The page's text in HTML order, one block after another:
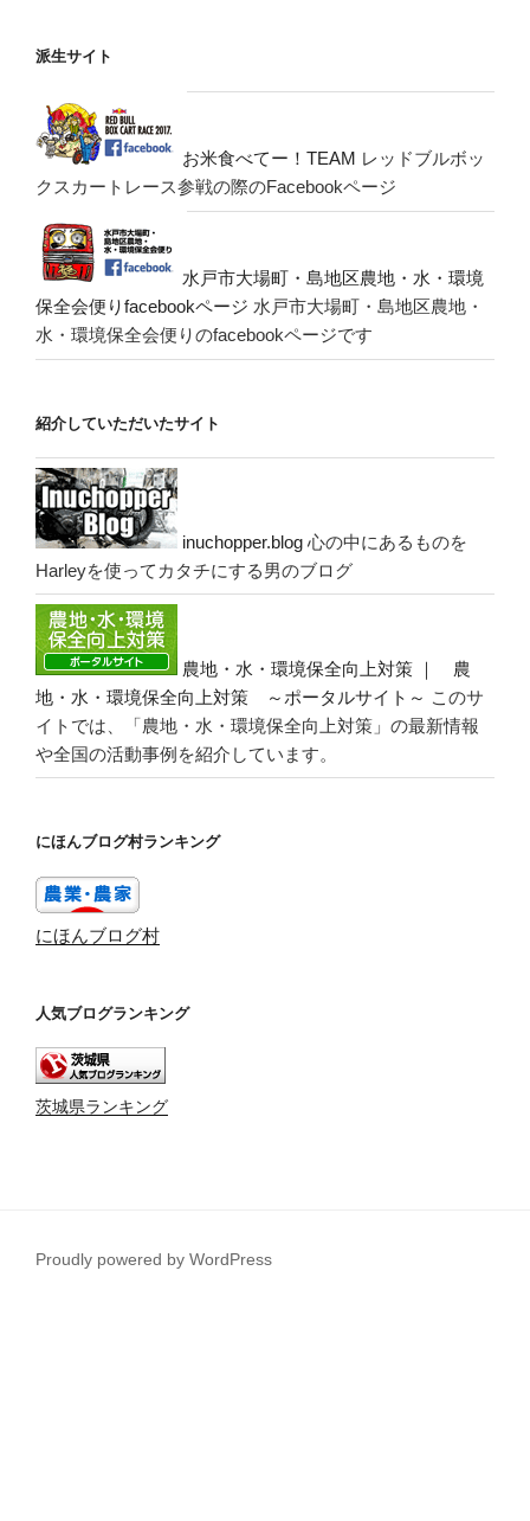
派生サイト
お米食べてー！TEAM レッドブルボッ
クスカートレース参戦の際のFacebookページ
水戸市大場町・島地区農地・水・環境
保全会便りfacebookページ 水戸市大場町・島地区農地・
水・環境保全会便りのfacebookページです
紹介していただいたサイト
inuchopper.blog 心の中にあるものを
Harleyを使ってカタチにする男のブログ
農地・水・環境保全向上対策 ｜ 農
地・水・環境保全向上対策 ～ポータルサイト～ このサ
イトでは、「農地・水・環境保全向上対策」の最新情報
や全国の活動事例を紹介しています。
にほんブログ村ランキング
にほんブログ村
人気ブログランキング
茨城県ランキング
Proudly powered by WordPress